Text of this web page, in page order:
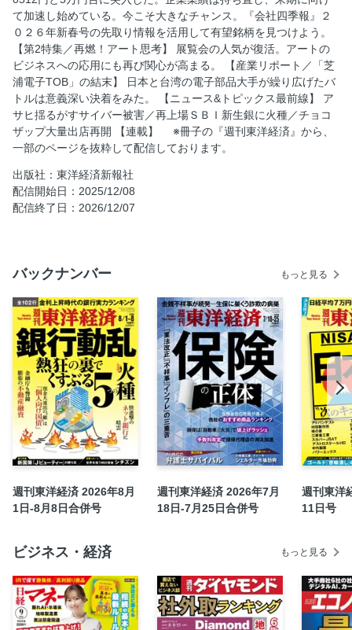
中国動態
INSIDE USA
少数異見
第１特集／四季報「新春号」先取り
社告
社告
第２特集／再燃！アート思考
深層リポート／「芝浦電子TOB」の結末
新約ソニー
ビジネスと人生は絶望に満ちている
21世紀の証言
社告
次号予告
て加速し始めている。今こそ大きなチャンス。『会社四季報』２
０２６年新春号の先取り情報を活用して有望銘柄を見つけよう。
【第2特集／再燃！アート思考】 展覧会の人気が復活。アートの
ビジネスへの応用にも再び関心が高まる。 【産業リポート／「芝
浦電子TOB」の結末】 日本と台湾の電子部品大手が繰り広げたバ
トルは意義深い決着をみた。 【ニュース&トピックス最前線】 ア
サヒ揺るがすサイバー被害／再上場ＳＢＩ新生銀に火種／チョコ
ザップ大量出店再開 【連載】 ※冊子の『週刊東洋経済』から、
一部のページを抜粋して配信しております。
出版社：東洋経済新報社
配信開始日：2025/12/08
配信終了日：2026/12/07
バックナンバー もっと見る
週刊東洋経済 2026年8月
1日-8月8日合併号
週刊東洋経済 2026年7月
18日-7月25日合併号
週刊東洋
11日号
ビジネス・経済 もっと見る